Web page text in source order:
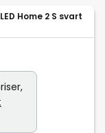
Home 2 S svart